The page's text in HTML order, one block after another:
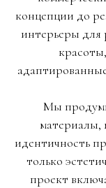
концепции до
интерьеры для
Мы
материалы,
идентичность
только
проект